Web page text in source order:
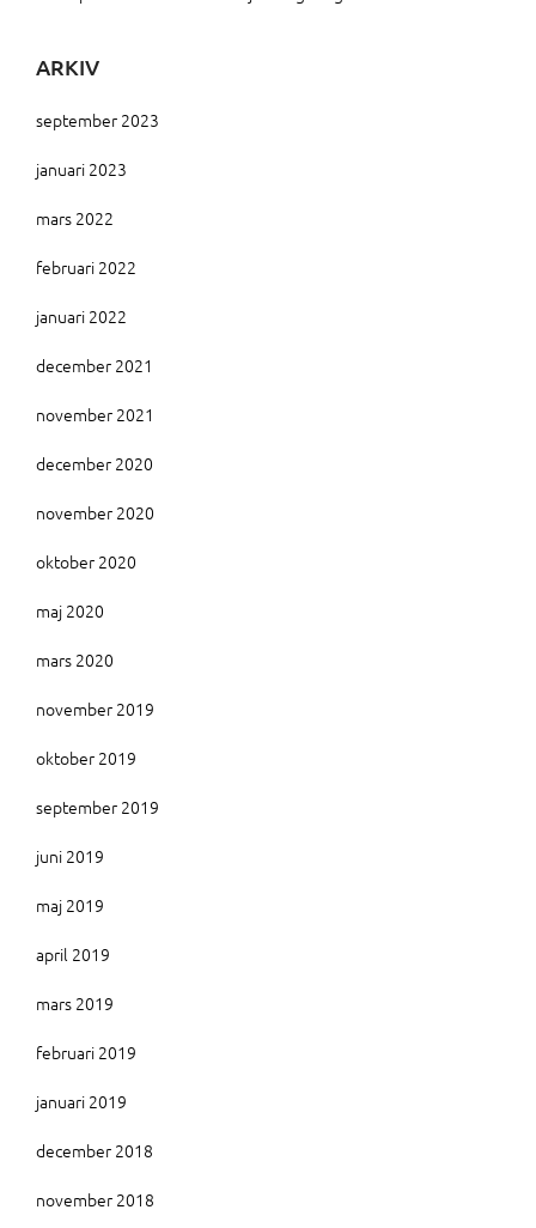
ARKIV
september 2023
januari 2023
mars 2022
februari 2022
januari 2022
december 2021
november 2021
december 2020
november 2020
oktober 2020
maj 2020
mars 2020
november 2019
oktober 2019
september 2019
juni 2019
maj 2019
april 2019
mars 2019
februari 2019
januari 2019
december 2018
november 2018